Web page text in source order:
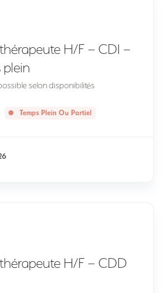
H/F – CDI –
plein
selon disponibilités
Temps Plein Ou Partiel
H/F – CDD